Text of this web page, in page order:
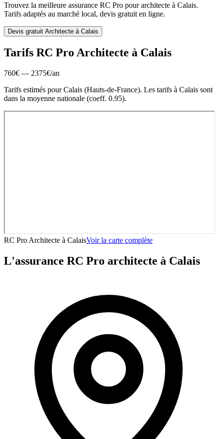
Trouvez la meilleure assurance RC Pro pourarchitecte à Calais.
Tarifs adaptés au marché local, devis gratuit en ligne.
Devis gratuit Architecte à Calais
Tarifs RC Pro Architecte à Calais
760€ — 2375€/an
Tarifs estimés pourCalais (Hauts-de-France). Les tarifs à Calais sont
dans la moyenne nationale (coeff. 0.95).
RC Pro Architecte à CalaisVoir la carte complète
L'assurance RC Pro architecte à Calais